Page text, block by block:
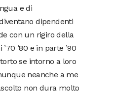
e di
dipendenti
con un rigiro della
’80 e in parte ’90
se intorno a loro
neanche a me
non dura molto